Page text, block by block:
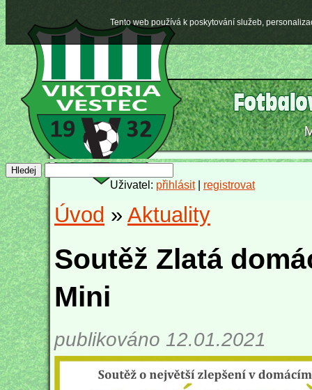
Uživatel: přihlásit| registrovat
Úvod » Aktuality
Soutěž Zlatá
Mini
publikováno 12.01.2021
Tento web používá k poskytování služeb,